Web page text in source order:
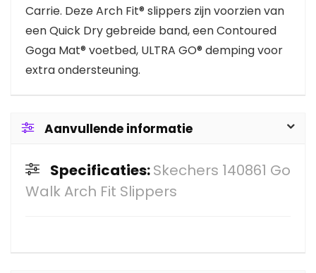
Carrie. Deze Arch Fit® slippers zijn voorzien van
een Quick Dry gebreide band, een Contoured
Goga Mat® voetbed, ULTRA GO® demping voor
extra ondersteuning.
Aanvullende informatie
Specificaties:Skechers 140861 Go
Walk Arch Fit Slippers